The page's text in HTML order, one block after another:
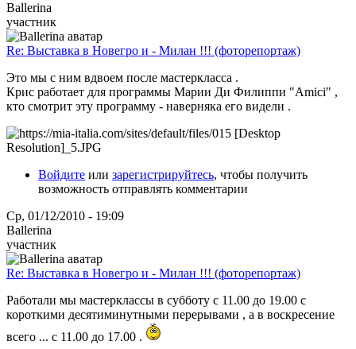
Ballerina
участник
Re: Выставка в Новегро и - Милан !!! (фоторепортаж)
Это мы с ним вдвоем после мастеркласса .
Крис работает для программы Марии Ди Филиппи "Amici" ,
кто смотрит эту программу - наверняка его видели .
Войдите или зарегистрируйтесь, чтобы получить
возможность отправлять комментарии
Ср, 01/12/2010 - 19:09
Ballerina
участник
Re: Выставка в Новегро и - Милан !!! (фоторепортаж)
Работали мы мастерклассы в субботу с 11.00 до 19.00 с
короткими десятиминутными перерывами , а в воскресение
всего ... с 11.00 до 17.00 .